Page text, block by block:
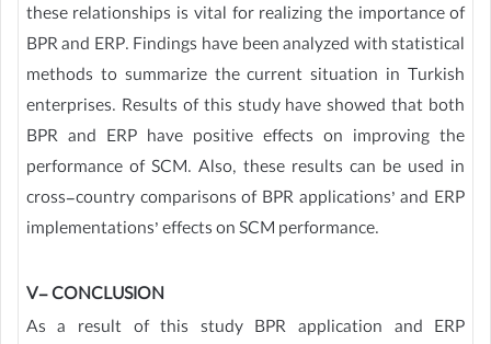
these relationships is vital for realizing the importance of
BPR and ERP. Findings have been analyzed with statistical
methods to summarize the current situation in Turkish
enterprises. Results of this study have showed that both
BPR and ERP have positive effects on improving the
performance of SCM. Also, these results can be used in
cross-country comparisons of BPR applications’ and ERP
implementations’ effects on SCM performance.
V- CONCLUSION
As a result of this study BPR application and ERP